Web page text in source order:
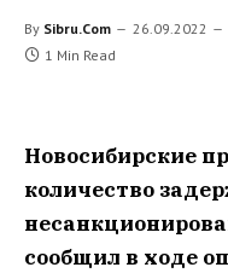
By Sibru.Com 26.09.2022
1 Min Read
Новосибирские
количество
сообщил в ходе